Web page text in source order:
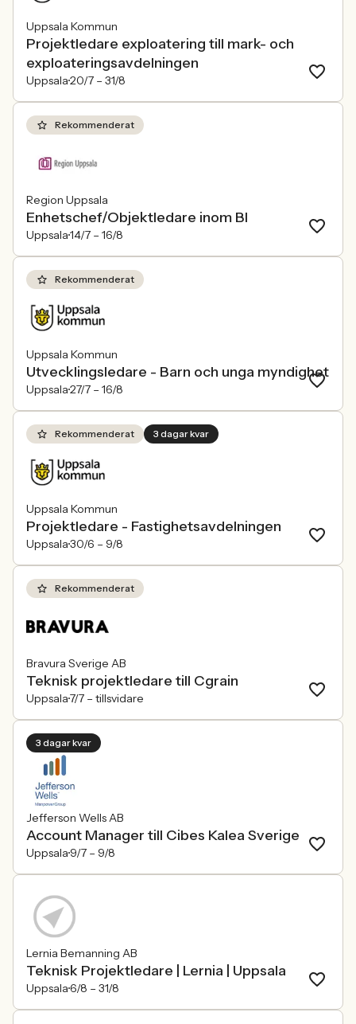
Uppsala Kommun
Projektledare exploatering till mark- och
exploateringsavdelningen
Uppsala20/7 – 31/8
Rekommenderat
Region Uppsala
Enhetschef/Objektledare inom BI
Uppsala14/7 – 16/8
Rekommenderat
Uppsala Kommun
Utvecklingsledare - Barn och unga myndighet
Uppsala27/7 – 16/8
Rekommenderat 3 dagar kvar
Uppsala Kommun
Projektledare - Fastighetsavdelningen
Uppsala30/6 – 9/8
Rekommenderat
Bravura Sverige AB
Teknisk projektledare till Cgrain
Uppsala7/7 – tillsvidare
3 dagar kvar
Jefferson Wells AB
Account Manager till Cibes Kalea Sverige
Uppsala 9/7 – 9/8
Lernia Bemanning AB
Teknisk Projektledare | Lernia | Uppsala
Uppsala6/8 – 31/8